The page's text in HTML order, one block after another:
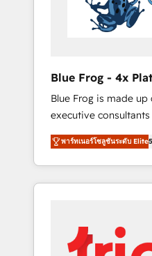
Since 2015 we are
HubSpot and with an
business services.
business case that
and impact of your
including a detailed
focus on ROI and TCO. As a trusted extension
of your team, we
partnership.
your business. If not
Blue Frog - 4x
Award Winner
Blue Frog is made
executive
relevant, real world
engagements. "Blue Frog is a top, trusted
partner in HubSpot's
Their team brings
strategies for driving
committed to
พาร์ทเนอร์โซลูชันระดับ Elite